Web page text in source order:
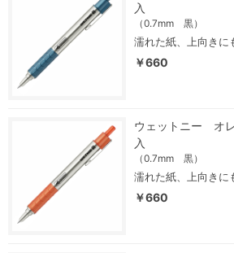
入
（0.7mm 黒）
濡れた紙、上向きに
￥660
ウェットニ
入
（0.7mm 黒）
濡れた紙、上向きに
￥660